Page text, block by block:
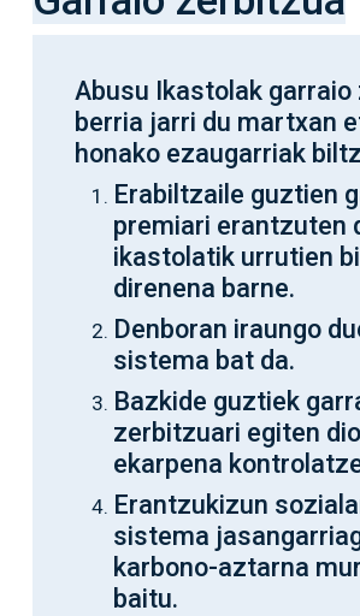
Abusu Ikastolak
berria jarri du martxan
honako ezaugarriak
Erabiltzaile guztien
premiari erantzuten
ikastolatik urrutien
direnena barne.
Denboran iraungo
sistema bat da.
Bazkide guztiek
zerbitzuari egiten
ekarpena
Erantzukizun
sistema
karbono-aztarna
baitu.